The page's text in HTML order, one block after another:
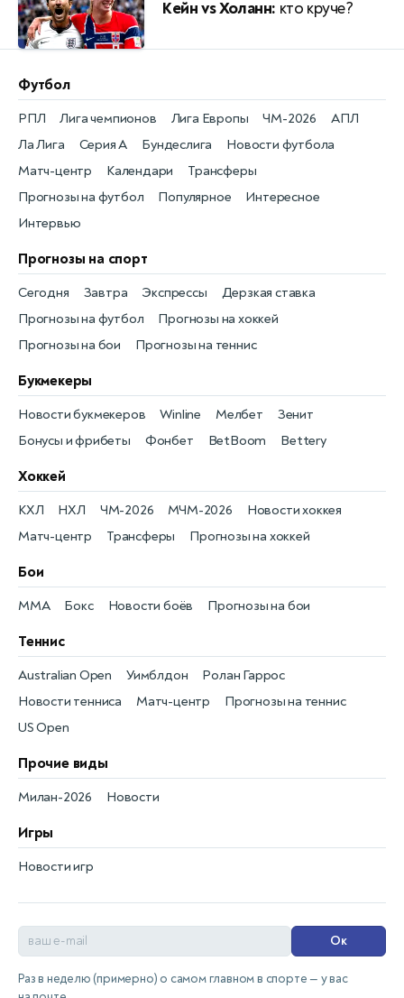
Кейн vs Холанн: кто круче?
Футбол
Новости футбола
РПЛ
Матч-центр
Лига чемпионов
Календари
Лига Европы
Трансферы
ЧМ-2026
Прогнозы на футбол
АПЛ
Популярное
Ла Лига
Интересное
Серия А
Интервью
Бундеслига
Прогнозы на спорт
Прогнозы на футбол
Сегодня
Прогнозы на хоккей
Завтра
Прогнозы на бои
Экспрессы
Прогнозы на теннис
Дерзкая ставка
Букмекеры
Бонусы и фрибеты
Новости букмекеров
Фонбет
Winline
BetBoom
Мелбет
Bettery
Зенит
Хоккей
Новости хоккея
КХЛ
Матч-центр
НХЛ
Трансферы
ЧМ-2026
Прогнозы на хоккей
МЧМ-2026
Бои
Новости боёв
MMA Прогнозы на бои
Бокс
Теннис
Новости тенниса
Australian Open
Матч-центр
Уимблдон
Прогнозы на теннис
Ролан Гаррос
US Open
Прочие виды
Новости
Милан-2026
Игры
Новости игр
Ок
Раз в неделю (примерно) о самом главном в спорте — у вас